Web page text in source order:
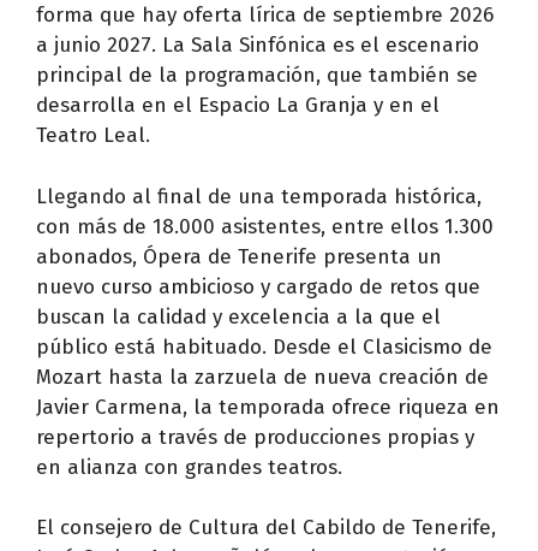
forma que hay oferta lírica de septiembre 2026
a junio 2027. La Sala Sinfónica es el escenario
principal de la programación, que también se
desarrolla en el Espacio La Granja y en el
Teatro Leal.
Llegando al final de una temporada histórica,
con más de 18.000 asistentes, entre ellos 1.300
abonados, Ópera de Tenerife presenta un
nuevo curso ambicioso y cargado de retos que
buscan la calidad y excelencia a la que el
público está habituado. Desde el Clasicismo de
Mozart hasta la zarzuela de nueva creación de
Javier Carmena, la temporada ofrece riqueza en
repertorio a través de producciones propias y
en alianza con grandes teatros.
El consejero de Cultura del Cabildo de Tenerife,